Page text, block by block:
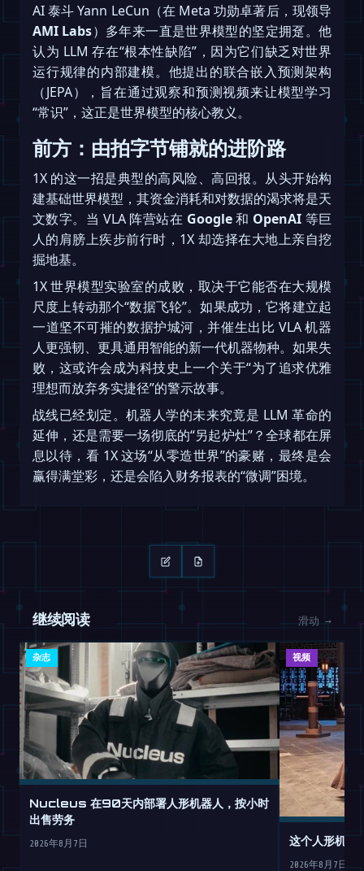
AI 泰斗 Yann LeCun（在 Meta 功勋卓著后，现领导
AMI Labs）多年来一直是世界模型的坚定拥趸。他
认为 LLM 存在“根本性缺陷”，因为它们缺乏对世界
运行规律的内部建模。他提出的联合嵌入预测架构
（JEPA），旨在通过观察和预测视频来让模型学习
“常识”，这正是世界模型的核心教义。
前方：由拍字节铺就的进阶路
1X 的这一招是典型的高风险、高回报。从头开始构
建基础世界模型，其资金消耗和对数据的渴求将是天
文数字。当 VLA 阵营站在 Google和 OpenAI 等巨
人的肩膀上疾步前行时，1X 却选择在大地上亲自挖
掘地基。
1X 世界模型实验室的成败，取决于它能否在大规模
尺度上转动那个“数据飞轮”。如果成功，它将建立起
一道坚不可摧的数据护城河，并催生出比 VLA 机器
人更强韧、更具通用智能的新一代机器物种。如果失
败，这或许会成为科技史上一个关于“为了追求优雅
理想而放弃务实捷径”的警示故事。
战线已经划定。机器人学的未来究竟是 LLM 革命的
延伸，还是需要一场彻底的“另起炉灶”？全球都在屏
息以待，看 1X 这场“从零造世界”的豪赌，最终是会
赢得满堂彩，还是会陷入财务报表的“微调”困境。
继续阅读 滑动 →
杂志
Nucleus 在90天内部署人形机器人，按小时
出售劳务
2026年8月7日
视频
这个人形机器
2026年8月7日